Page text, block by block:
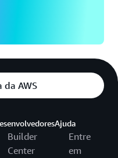
da AWS
Builder
Center
Ajuda
Entre
em